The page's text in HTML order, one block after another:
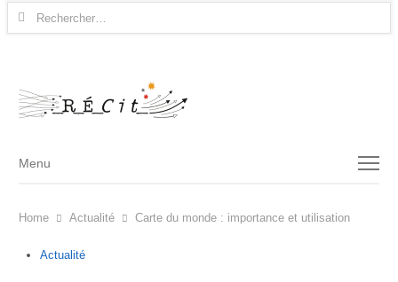
Rechercher :
Menu
Menu
Home Actualité Carte du monde : importance et utilisation
Actualité